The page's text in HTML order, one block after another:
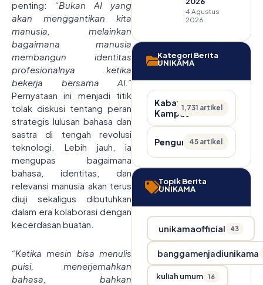
penting: “Bukan AI yang
akan menggantikan kita
manusia, melainkan
bagaimana manusia
membangun identitas
profesionalnya ketika
bekerja bersama AI.”
Pernyataan ini menjadi titik
tolak diskusi tentang peran
strategis lulusan bahasa dan
sastra di tengah revolusi
teknologi. Lebih jauh, ia
mengupas bagaimana
bahasa, identitas, dan
relevansi manusia akan terus
diuji sekaligus dibutuhkan
dalam era kolaborasi dengan
kecerdasan buatan.
“Ketika mesin bisa menulis
puisi, menerjemahkan
bahasa, bahkan
4 Agustus
2026
Kategori Berita
UNIKAMA
Kabar
Kampus
1,731 artikel
Pengumuman
45 artikel
Topik Berita
UNIKAMA
unikamaofficial 43
banggamenjadiunikama
kuliah umum 16